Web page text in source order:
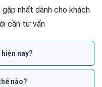
nhất dành cho khách
cần tư vấn
nay?
nào?